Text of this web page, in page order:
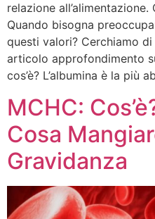
relazione
Quando bisogna
questi valori? Cerchiamo
articolo approfondimento
cos’è? L’albumina è la più
MCHC:
Cosa
Gravidanza